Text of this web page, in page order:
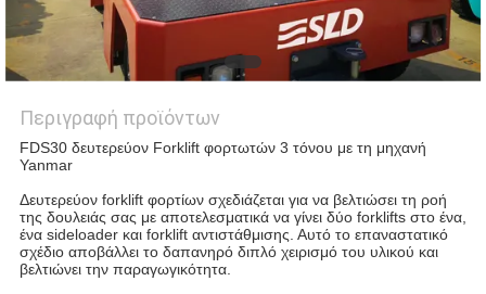
Περιγραφή προϊόντων
FDS30 δευτερεύον Forklift φορτωτών 3 τόνου με τη μηχανή
Yanmar
Δευτερεύον forklift φορτίων σχεδιάζεται για να βελτιώσει τη ροή
της δουλειάς σας με αποτελεσματικά να γίνει δύο forklifts στο ένα,
ένα sideloader και forklift αντιστάθμισης. Αυτό το επαναστατικό
σχέδιο αποβάλλει το δαπανηρό διπλό χειρισμό του υλικού και
βελτιώνει την παραγωγικότητα.